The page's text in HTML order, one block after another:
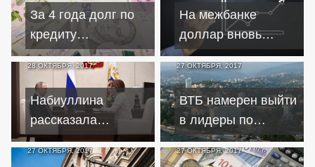
позволит избежать
скрытых платежей
по кредиту
За 4 года долг по
кредиту
новокаховчанина
вырос в сотню раз
На межбанке
доллар вновь
растёт к гривне
28 ОКТЯБРЯ, 2017
Набиуллина
рассказала
президенту о
начале
27 ОКТЯБРЯ, 2017
ВТБ намерен выйти
в лидеры по
выдаче ипотечных
кредитов в Сочи
27 ОКТЯБРЯ, 2017 27 ОКТЯБРЯ, 2017